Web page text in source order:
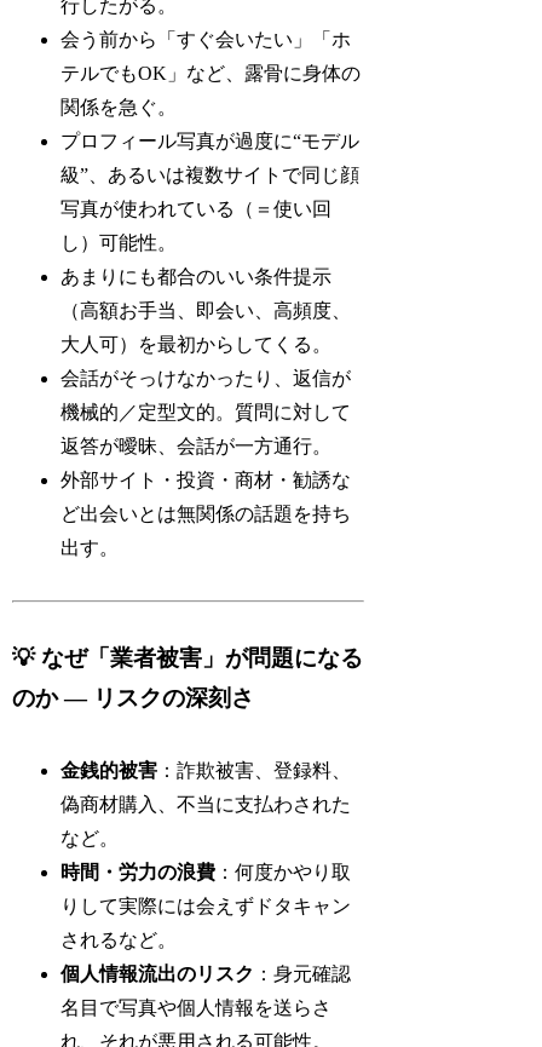
行したがる。
会う前から「すぐ会いたい」「ホ
テルでもOK」など、露骨に身体の
関係を急ぐ。
プロフィール写真が過度に“モデル
級”、あるいは複数サイトで同じ顔
写真が使われている（＝使い回
し）可能性。
あまりにも都合のいい条件提示
（高額お手当、即会い、高頻度、
大人可）を最初からしてくる。
会話がそっけなかったり、返信が
機械的／定型文的。質問に対して
返答が曖昧、会話が一方通行。
外部サイト・投資・商材・勧誘な
ど出会いとは無関係の話題を持ち
出す。
💡 なぜ「業者被害」が問題になる
のか — リスクの深刻さ
金銭的被害 ：詐欺被害、登録料、
偽商材購入、不当に支払わされた
など。
時間・労力の浪費 ：何度かやり取
りして実際には会えずドタキャン
されるなど。
個人情報流出のリスク ：身元確認
名目で写真や個人情報を送らさ
れ、それが悪用される可能性。